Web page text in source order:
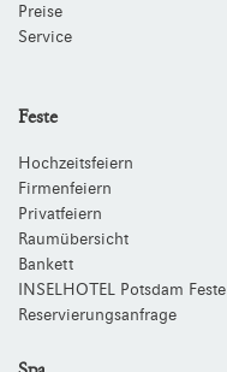
Preise
Service
Feste
Hochzeitsfeiern
Firmenfeiern
Privatfeiern
Raumübersicht
Bankett
INSELHOTEL Potsdam Feste
Reservierungsanfrage